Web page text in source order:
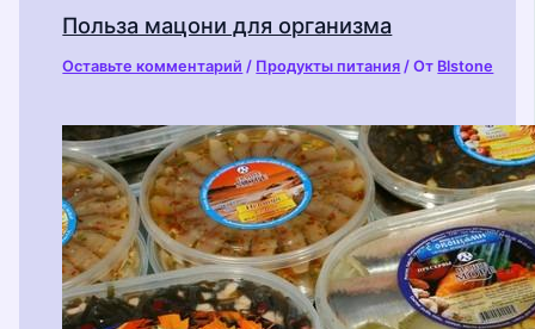
Польза мацони для организма
Оставьте комментарий / Продукты питания / От Blstone